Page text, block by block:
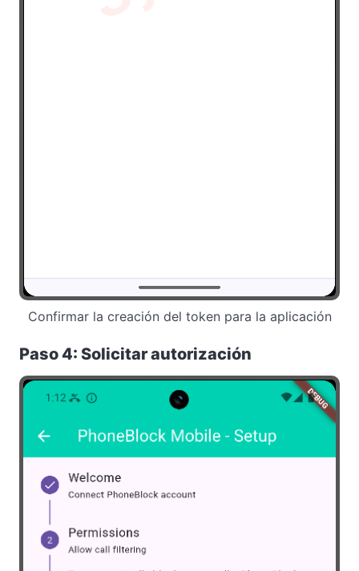
Confirmar la creación del token para la aplicación
Paso 4: Solicitar autorización